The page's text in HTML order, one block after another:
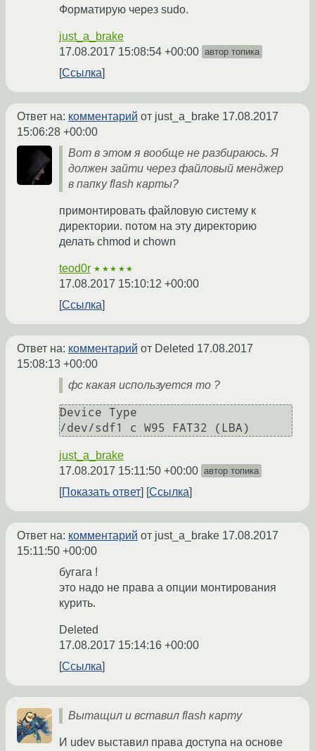
Форматирую через sudo.
just_a_brake
17.08.2017 15:08:54 +00:00 автор топика
Ссылка
Ответ на: комментарий от just_a_brake 17.08.2017
15:06:28 +00:00
Вот в этом я вообще не разбираюсь. Я
должен зайти через файловый менджер
в папку flash карты?
примонтировать файловую систему к
директории. потом на эту директорию
делать chmod и chown
teod0r ★★★★★
17.08.2017 15:10:12 +00:00
Ссылка
Ответ на: комментарий от Deleted 17.08.2017
15:08:13 +00:00
фс какая используется то ?
Device Type
just_a_brake
17.08.2017 15:11:50 +00:00 автор топика
Показать ответ Ссылка
Ответ на: комментарий от just_a_brake 17.08.2017
15:11:50 +00:00
бугага !
это надо не права а опции монтирования
курить.
Deleted
17.08.2017 15:14:16 +00:00
Ссылка
Вытащил и вставил flash карту
И udev выставил права доступа на основе